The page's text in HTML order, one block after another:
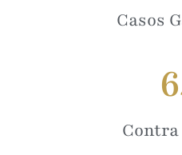
Casos
Contra